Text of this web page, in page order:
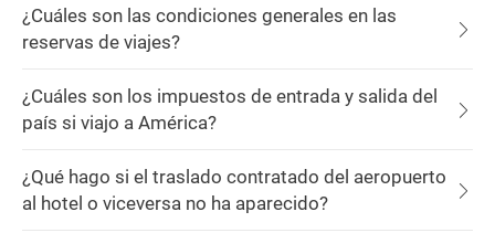
¿Cuáles son las condiciones generales en las
reservas de viajes?
¿Cuáles son los impuestos de entrada y salida del
país si viajo a América?
¿Qué hago si el traslado contratado del aeropuerto
al hotel o viceversa no ha aparecido?